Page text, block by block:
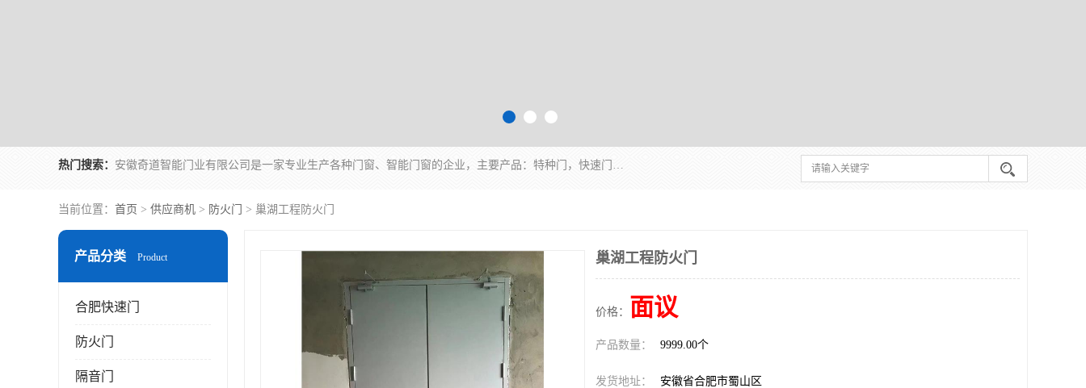
热门搜索： 安徽奇道智能门业有限公司是一家专业生产各种门窗、智能门窗的企业，主要产品：特种门，快速门，医用门，提升门，钢木门，智能道闸，钢大门，平移门，卷帘门，保温门，钢制自由门，防火门等，欢迎前来咨询采购。
当前位置： 首页 > 供应商机 > 防火门 > 巢湖工程防火门
产品分类 Product
合肥快速门
防火门
隔音门
巢湖工程防火门
价格： 面议
产品数量： 9999.00个
发货地址： 安徽省合肥市蜀山区